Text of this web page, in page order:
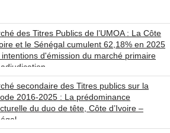
des Titres Publics de l’UMOA : La Côte
et le Sénégal cumulent 62,18% en 2025
intentions d'émission du marché primaire
secondaire des Titres publics sur la
2016-2025 : La prédominance
du duo de tête, Côte d’Ivoire –